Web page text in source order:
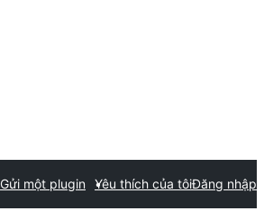
Gửi một plugin Yêu thích của tôiĐăng nhập